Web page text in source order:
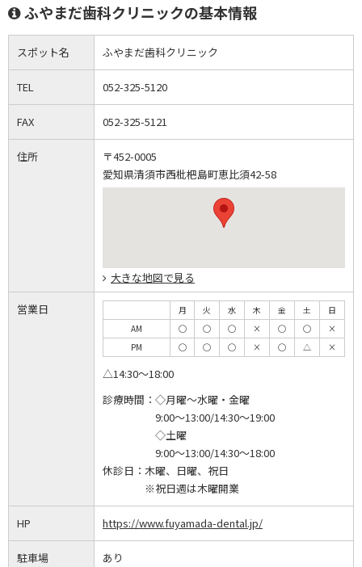
ふやまだ歯科クリニックの基本情報
スポット名 ふやまだ歯科クリニック
TEL 052-325-5120
FAX 052-325-5121
住所
〒452-0005
愛知県清須市西枇杷島町恵比須42-58
大きな地図で見る
営業日 月 火 水 木 金 土
日
AM
◯ ◯ ◯ × ◯ ◯
×
PM
◯ ◯ ◯ × ◯ △ ×
△14:30～18:00
診療時間： ◇月曜～水曜・金曜
9:00～13:00/14:30～19:00
◇土曜
9:00～13:00/14:30～18:00
休診日： 木曜、日曜、祝日
※祝日週は木曜開業
HP https://www.fuyamada-dental.jp/
駐車場
あり